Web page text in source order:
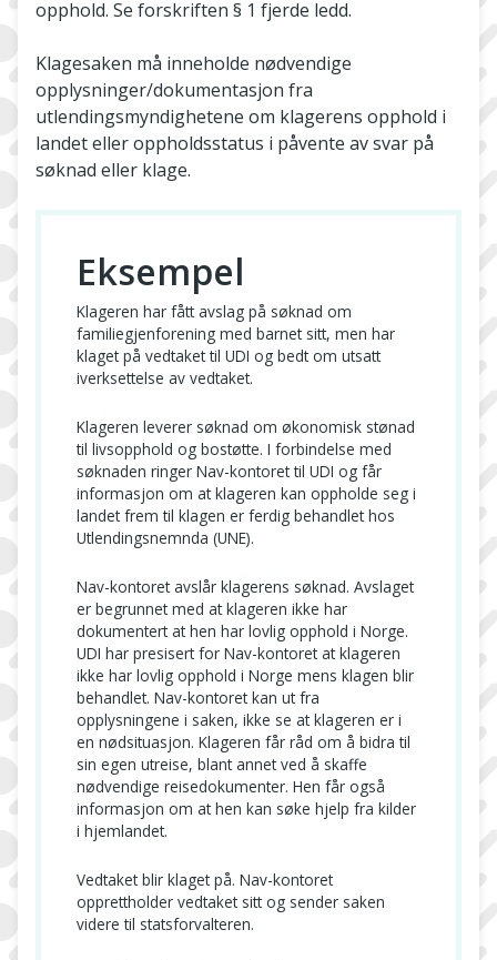
opphold. Se forskriften § 1 fjerde ledd.
Klagesaken må inneholde nødvendige
opplysninger/dokumentasjon fra
utlendingsmyndighetene om klagerens opphold i
landet eller oppholdsstatus i påvente av svar på
søknad eller klage.
Eksempel
Klageren har fått avslag på søknad om
familiegjenforening med barnet sitt, men har
klaget på vedtaket til UDI og bedt om utsatt
iverksettelse av vedtaket.
Klageren leverer søknad om økonomisk stønad
til livsopphold og bostøtte. I forbindelse med
søknaden ringer Nav-kontoret til UDI og får
informasjon om at klageren kan oppholde seg i
landet frem til klagen er ferdig behandlet hos
Utlendingsnemnda (UNE).
Nav-kontoret avslår klagerens søknad. Avslaget
er begrunnet med at klageren ikke har
dokumentert at hen har lovlig opphold i Norge.
UDI har presisert for Nav-kontoret at klageren
ikke har lovlig opphold i Norge mens klagen blir
behandlet. Nav-kontoret kan ut fra
opplysningene i saken, ikke se at klageren er i
en nødsituasjon. Klageren får råd om å bidra til
sin egen utreise, blant annet ved å skaffe
nødvendige reisedokumenter. Hen får også
informasjon om at hen kan søke hjelp fra kilder
i hjemlandet.
Vedtaket blir klaget på. Nav-kontoret
opprettholder vedtaket sitt og sender saken
videre til statsforvalteren.